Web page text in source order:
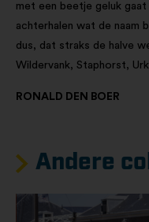
met een beetje geluk
achterhalen wat de naam
dus, dat straks de halve
Wildervank, Staphorst,
RONALD DEN BOER
Andere